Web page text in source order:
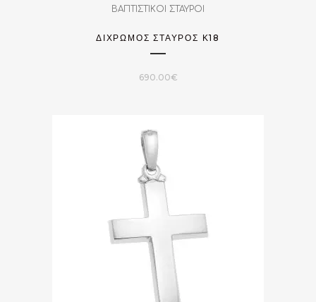
ΒΑΠΤΙΣΤΙΚΟΙ ΣΤΑΥΡΟΙ
ΔΙΧΡΩΜΟΣ ΣΤΑΥΡΟΣ Κ18
690.00€